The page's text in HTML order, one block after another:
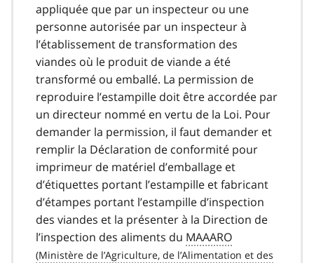
appliquée que par un inspecteur ou une
personne autorisée par un inspecteur à
l’établissement de transformation des
viandes où le produit de viande a été
transformé ou emballé. La permission de
reproduire l’estampille doit être accordée par
un directeur nommé en vertu de la Loi. Pour
demander la permission, il faut demander et
remplir la Déclaration de conformité pour
imprimeur de matériel d’emballage et
d’étiquettes portant l’estampille et fabricant
d’étampes portant l’estampille d’inspection
des viandes et la présenter à la Direction de
l’inspection des aliments du MAAARO